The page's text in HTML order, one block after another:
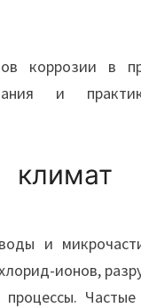
коррозии в
и
и
хлорид-ионов,